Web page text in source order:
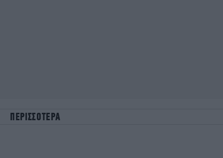
ΠΕΡΙΣΣΟΤΕΡΑ